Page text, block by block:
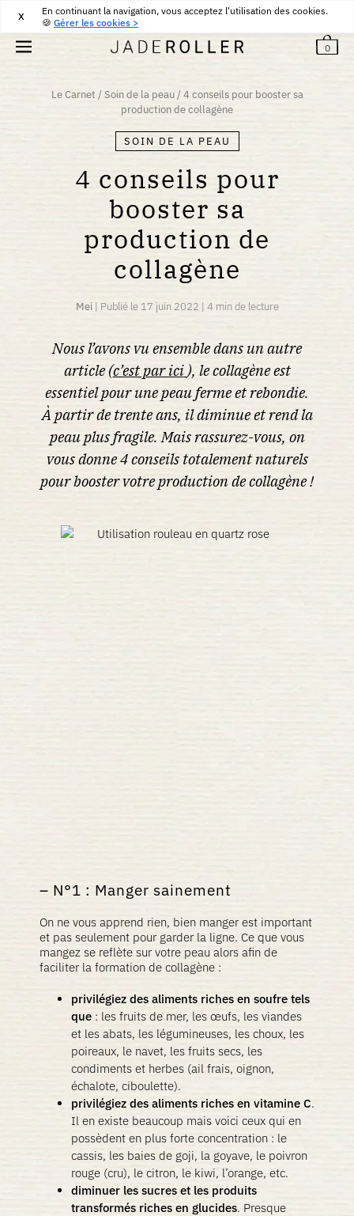
En continuant la navigation, vous acceptez l'utilisation des cookies.
🍪 Gérer les cookies >
X LIVRAISON OFFERTE DÈS30€D'ACHAT
0
Le Carnet /Soin de la peau/4 conseils pour booster sa
production de collagène
SOIN DE LA PEAU
4 conseils pour
booster sa
production de
collagène
Mei| Publié le 17 juin 2022 | 4 min de lecture
Nous l’avons vu ensemble dans un autre
article (c’est par ici), le collagène est
essentiel pour une peau ferme et rebondie.
À partir de trente ans, il diminue et rend la
peau plus fragile. Mais rassurez-vous, on
vous donne 4 conseils totalement naturels
pour booster votre production de collagène !
N°1 : Manger sainement
On ne vous apprend rien, bien manger est important
et pas seulement pour garder la ligne. Ce que vous
mangez se reflète sur votre peau alors afin de
faciliter la formation de collagène :
privilégiez des aliments riches en soufre tels
que : les fruits de mer, les œufs, les viandes
et les abats, les légumineuses, les choux, les
poireaux, le navet, les fruits secs, les
condiments et herbes (ail frais, oignon,
échalote, ciboulette).
privilégiez des aliments riches en vitamine C.
Il en existe beaucoup mais voici ceux qui en
possèdent en plus forte concentration : le
cassis, les baies de goji, la goyave, le poivron
rouge (cru), le citron, le kiwi, l’orange, etc.
diminuer les sucres et les produits
transformés riches en glucides. Presque